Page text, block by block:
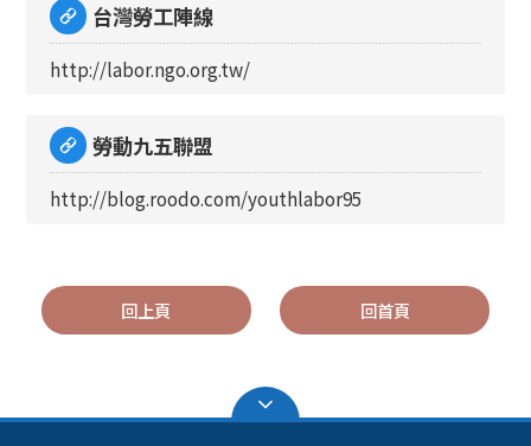
台灣勞工陣線
http://labor.ngo.org.tw/
勞動九五聯盟
http://blog.roodo.com/youthlabor95
回上頁 回首頁